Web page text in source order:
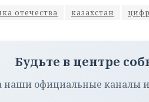
отечества казахстан
Будьте в центре
наши официальные каналы